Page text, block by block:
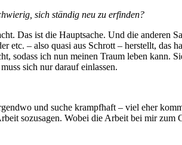
sich ständig neu zu erfinden?
Das ist die Hauptsache. Und die anderen
etc. – also quasi aus Schrott – herstellt, das
sodass ich nun meinen Traum leben
sich nur darauf einlassen.
und suche krampfhaft – viel eher
sozusagen. Wobei die Arbeit bei mir